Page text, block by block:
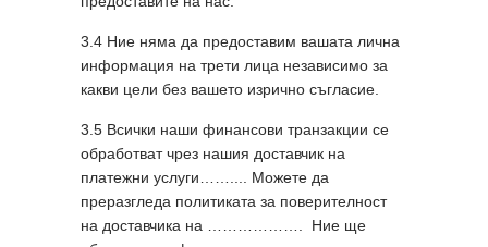
3.4 Ние няма да предоставим вашата лична
информация на трети лица независимо за
какви цели без вашето изрично съгласие.
3.5 Всички наши финансови транзакции се
обработват чрез нашия доставчик на
платежни услуги…….... Можете да
преразгледа политиката за поверителност
на доставчика на ………………. Ние ще